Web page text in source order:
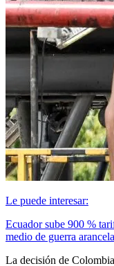
Le puede interesar:
Ecuador sube 900 %
medio de guerra
La decisión de